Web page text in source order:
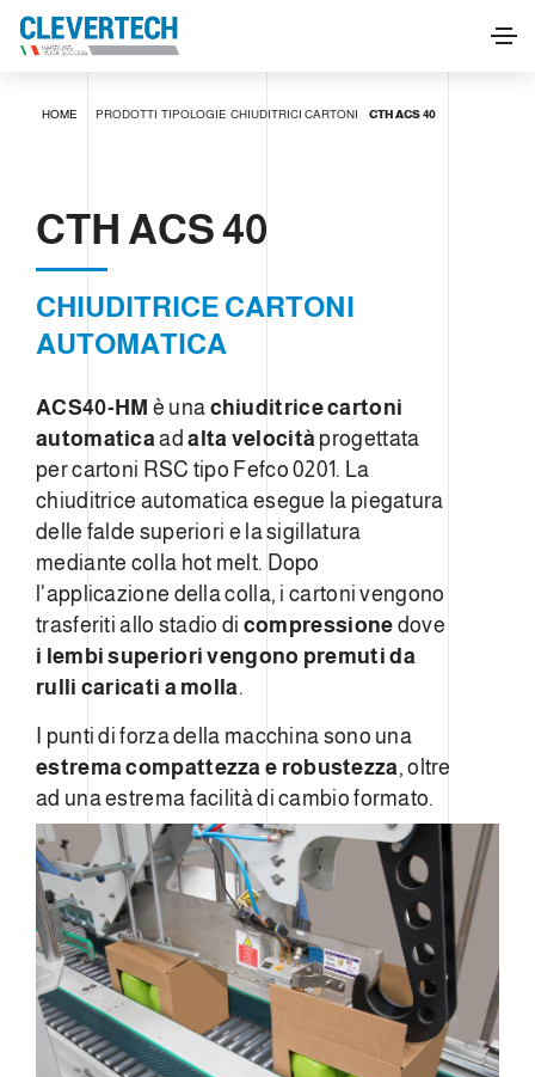
HOME PRODOTTI TIPOLOGIE CHIUDITRICI CARTONI CTH ACS 40
CTH ACS 40
CHIUDITRICE CARTONI
AUTOMATICA
ACS40-HM è una chiuditrice cartoni
automatica adalta velocità progettata
per cartoni RSC tipo Fefco 0201. La
chiuditrice automatica esegue la piegatura
delle falde superiori e la sigillatura
mediante colla hot melt. Dopo
l'applicazione della colla, i cartoni vengono
trasferiti allo stadio di compressione dove
i lembi superiori vengono premuti da
rulli caricati a molla.
I punti di forza della macchina sono una
estrema compattezza e robustezza, oltre
ad una estrema facilità di cambio formato.
CTH ACS 40 RICHIEDI INFORMAZIONI